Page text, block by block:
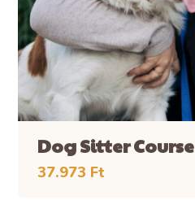
Dog Sitter Course
37.973 Ft